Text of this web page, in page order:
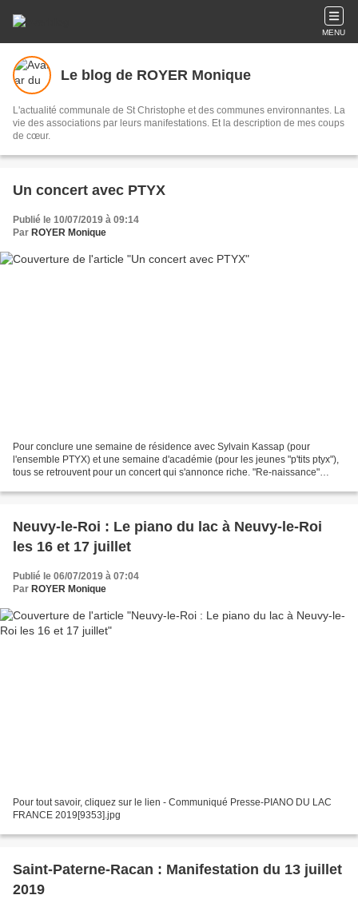
MENU
Le blog de ROYER Monique
L'actualité communale de St Christophe et des communes environnantes. La
vie des associations par leurs manifestations. Et la description de mes coups
de cœur.
Un concert avec PTYX
Publié le 10/07/2019 à 09:14
Par ROYER Monique
Pour conclure une semaine de résidence avec Sylvain Kassap (pour
l'ensemble PTYX) et une semaine d'académie (pour les jeunes "p'tits ptyx"),
tous se retrouvent pour un concert qui s'annonce riche. "Re-naissance"
Neuvy-le-Roi : Le piano du lac à Neuvy-le-Roi
les 16 et 17 juillet
Publié le 06/07/2019 à 07:04
Par ROYER Monique
Pour tout savoir, cliquez sur le lien - Communiqué Presse-PIANO DU LAC
FRANCE 2019[9353].jpg
Saint-Paterne-Racan : Manifestation du 13 juillet
2019